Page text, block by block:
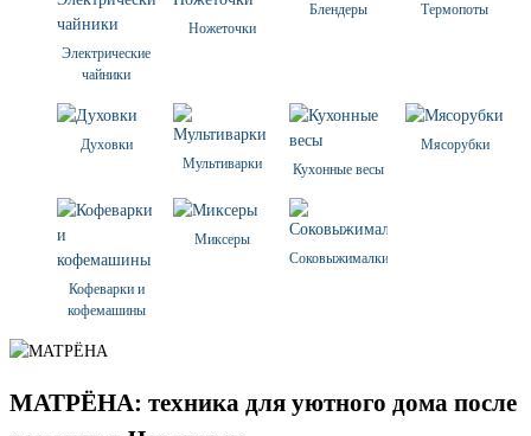
Электрические
чайники
Ножеточки
Блендеры Термопоты
Духовки
Мультиварки
Кухонные весы
Мясорубки
Кофеварки и
кофемашины
Миксеры
Соковыжималки
МАТРЁНА: техника для уютного дома после